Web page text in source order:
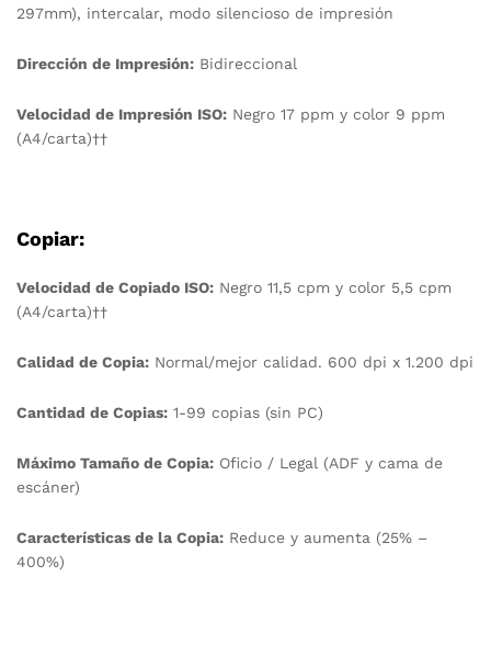
297mm), intercalar, modo silencioso de impresión
Dirección de Impresión: Bidireccional
Velocidad de Impresión ISO: Negro 17 ppm y color 9 ppm
(A4/carta)††
Copiar:
Velocidad de Copiado ISO: Negro 11,5 cpm y color 5,5 cpm
(A4/carta)††
Calidad de Copia: Normal/mejor calidad. 600 dpi x 1.200 dpi
Cantidad de Copias: 1-99 copias (sin PC)
Máximo Tamaño de Copia: Oficio / Legal (ADF y cama de
escáner)
Características de la Copia: Reduce y aumenta (25% –
400%)